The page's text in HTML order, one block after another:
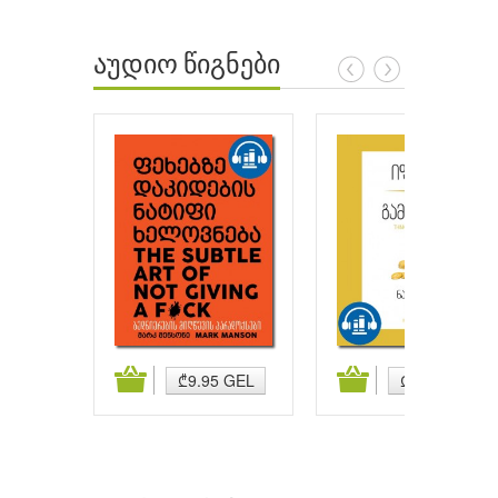
აუდიო წიგნები
₾9.95 GEL ₾9.95 GEL
კალათაში დამატება კალათაში დამატება